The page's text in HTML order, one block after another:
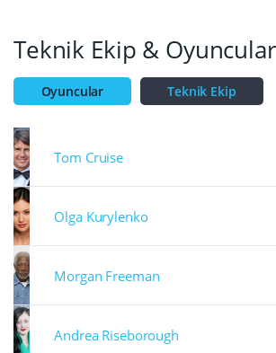
Teknik Ekip & Oyuncular
Oyuncular Teknik Ekip
Tom Cruise
Olga Kurylenko
Morgan Freeman
Andrea Riseborough